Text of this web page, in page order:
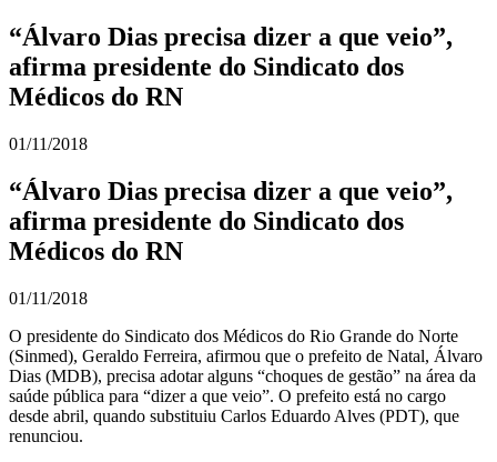
“Álvaro Dias precisa dizer a que veio”,
afirma presidente do Sindicato dos
Médicos do RN
01/11/2018
“Álvaro Dias precisa dizer a que veio”,
afirma presidente do Sindicato dos
Médicos do RN
01/11/2018
O presidente do Sindicato dos Médicos do Rio Grande do Norte
(Sinmed), Geraldo Ferreira, afirmou que o prefeito de Natal, Álvaro
Dias (MDB), precisa adotar alguns “choques de gestão” na área da
saúde pública para “dizer a que veio”. O prefeito está no cargo
desde abril, quando substituiu Carlos Eduardo Alves (PDT), que
renunciou.